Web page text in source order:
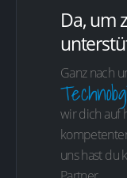
Da, um
Ganz nach
wir dich auf
uns hast du